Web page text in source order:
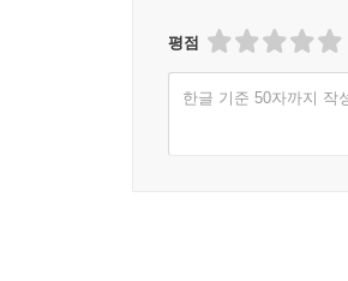
이번 개정증보판은 각 나
세계에 끼친 영향과 함께
‘3줄 요약’과 ‘숏폼’의
평점
한글 기준 50자까지 작